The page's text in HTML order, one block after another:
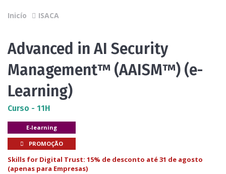
Inicío ISACA
Advanced in AI Security
Management™ (AAISM™) (e-
Learning)
Curso - 11H
E-learning
PROMOÇÃO
Skills for Digital Trust: 15% de desconto até 31 de agosto
(apenas para Empresas)